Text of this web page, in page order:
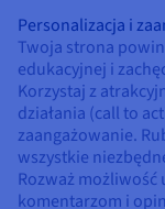
Personalizacja i
Twoja strona
edukacyjnej i
Korzystaj z
działania (call to
zaangażowanie.
wszystkie
Rozważ
komentarzom i